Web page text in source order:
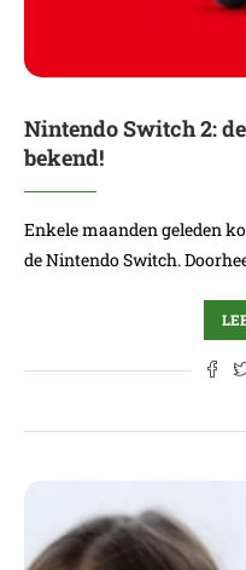
Nintendo Switch 2:
bekend!
Enkele maanden geleden
de Nintendo Switch.